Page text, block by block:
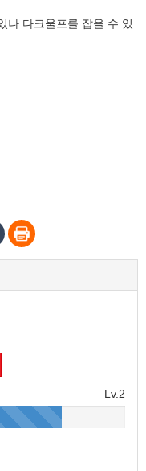
나 다크울프를 잡을 수 있
Lv.2